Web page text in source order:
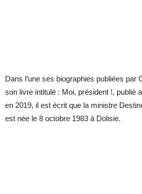
Dans l’une ses biographies publiées par
son livre intitulé : Moi, président !, publié
en 2019, il est écrit que la ministre
est née le 8 octobre 1983 à Dolisie.